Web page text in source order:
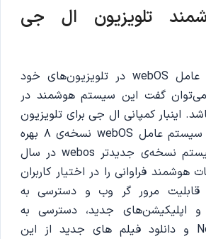
تلویزیون ال جی
ال جی از سیستم عامل webOS در تلویزیون‌های خود
گفت این سیستم هوشمند در
اینبار کمپانی ال جی برای تلویزیون
55UR8100 خود از سیستم عامل webOS نسخه‌ی 8 بهره
گرفته است این سیستم نسخه‌ی جدیدتر webos در سال
هوشمند فراوانی را در اختیار کاربران
قابلیت مرور گر وب و دسترسی به
و اپلیکیشن‌های جدید، دسترسی به
YouTube و Netflix و دانلود فیلم های جدید از این